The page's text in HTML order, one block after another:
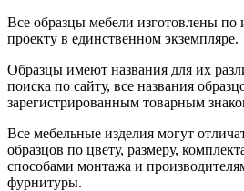
Все образцы мебели изготовлены по
проекту в единственном экземпляре.
Образцы имеют названия для их
поиска по сайту, все названия
зарегистрированным товарным
Все мебельные изделия могут
образцов по цвету, размеру,
способами монтажа и
фурнитуры.